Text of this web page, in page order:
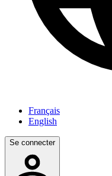
Français
English
Se connecter